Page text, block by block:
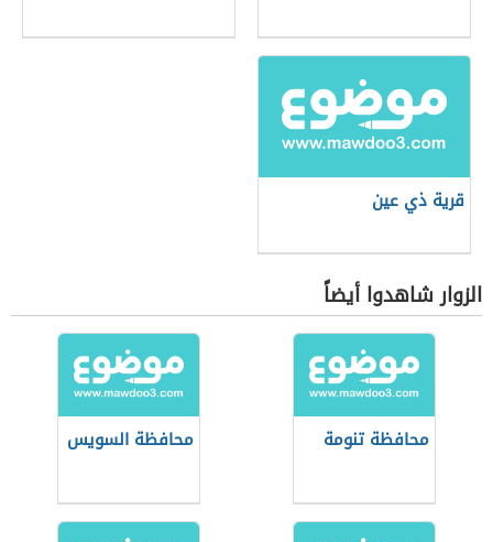
قرية ذي عين
الزوار شاهدوا أيضاً
محافظة تنومة محافظة السويس